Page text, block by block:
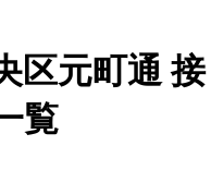
区元町通 接
覧